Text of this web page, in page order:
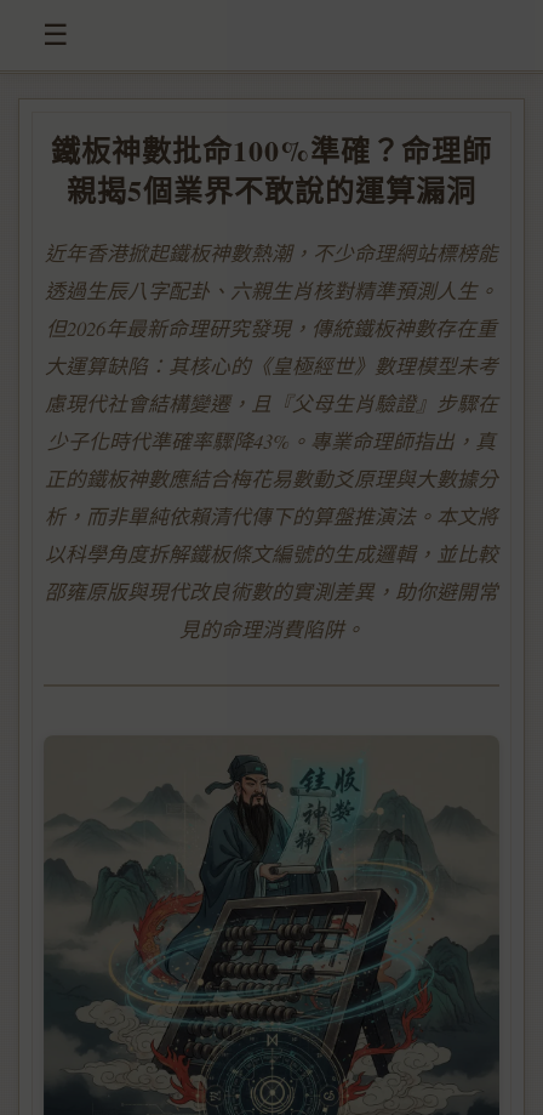
☰
鐵板神數批命100%準確？命理師
親揭5個業界不敢說的運算漏洞
近年香港掀起鐵板神數熱潮，不少命理網站標榜能
透過生辰八字配卦、六親生肖核對精準預測人生。
但2026年最新命理研究發現，傳統鐵板神數存在重
大運算缺陷：其核心的《皇極經世》數理模型未考
慮現代社會結構變遷，且『父母生肖驗證』步驟在
少子化時代準確率驟降43%。專業命理師指出，真
正的鐵板神數應結合梅花易數動爻原理與大數據分
析，而非單純依賴清代傳下的算盤推演法。本文將
以科學角度拆解鐵板條文編號的生成邏輯，並比較
邵雍原版與現代改良術數的實測差異，助你避開常
見的命理消費陷阱。